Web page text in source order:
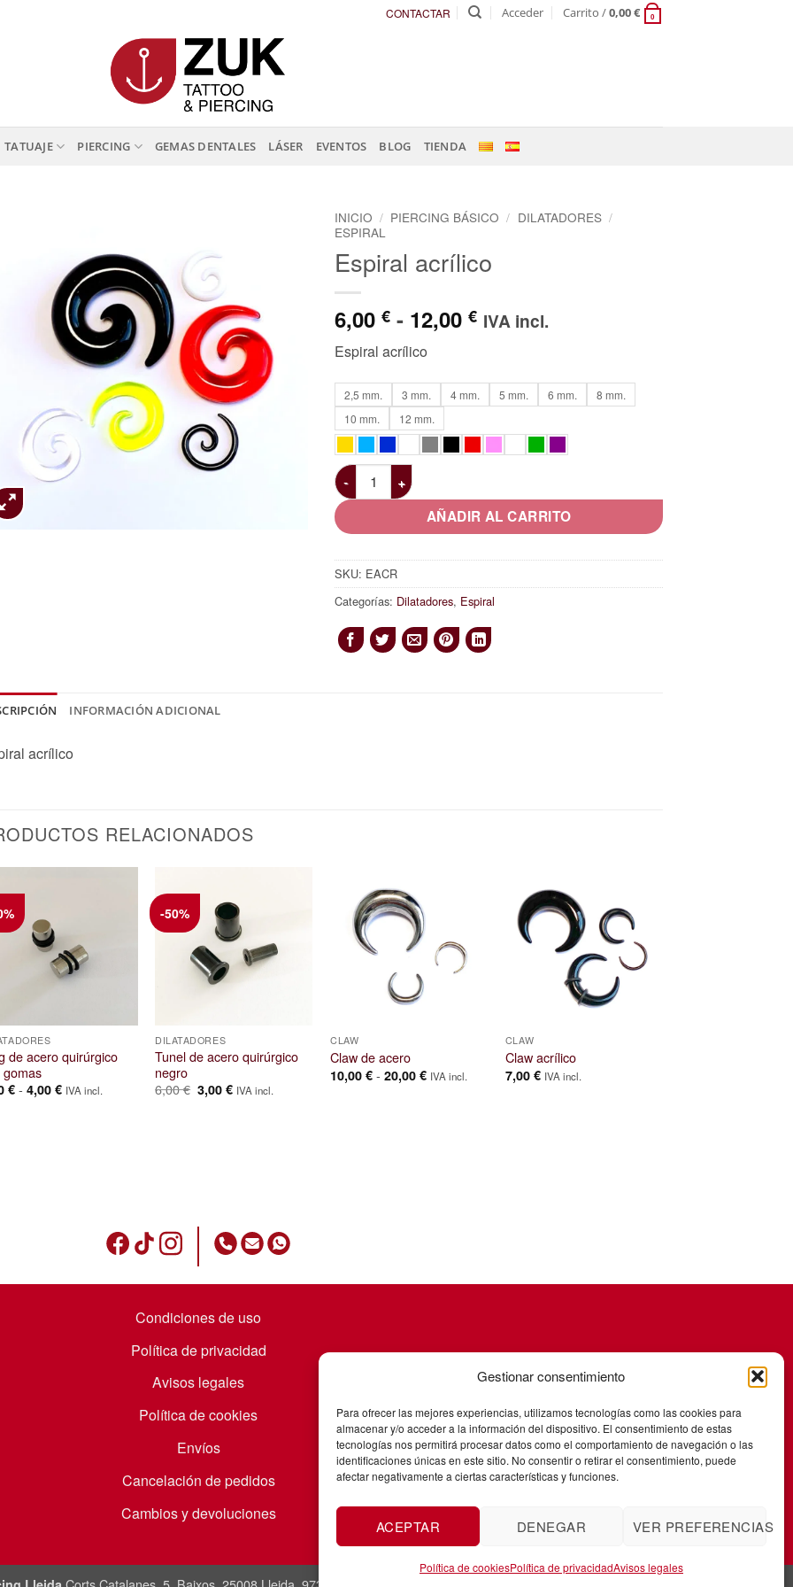
Gestionar consentimiento
Para ofrecer las mejores experiencias, utilizamos tecnologías como las cookies para
almacenar y/o acceder a la información del dispositivo. El consentimiento de estas
tecnologías nos permitirá procesar datos como el comportamiento de navegación o las
identificaciones únicas en este sitio. No consentir o retirar el consentimiento, puede
afectar negativamente a ciertas características y funciones.
ACEPTAR DENEGAR VER PREFERENCIAS
Política de cookiesPolítica de privacidadAvisos legales
CONTACTAR Acceder Carrito /0,00€ 0
TATUAJE PIERCING GEMAS DENTALES LÁSER EVENTOS BLOG TIENDA
INICIO / PIERCING BÁSICO / DILATADORES /
ESPIRAL
Espiral acrílico
6,00€ - 12,00€Rango
desde
6,00 €
12,00 €
IVA incl.
Espiral acrílico
2,5 mm. 3 mm. 4 mm. 5 mm. 6 mm.
8 mm.
10 mm.
12 mm.
Espiral acrílico cantidad
AÑADIR AL CARRITO
SKU: EACR
Categorías: Dilatadores, Espiral
INFORMACIÓN ADICIONAL
acrílico
RELACIONADOS
de acero quirúrgico
gomas
€ - 4,00€Rango
de
IVA incl.
-50%
DILATADORES
Tunel de acero quirúrgico
negro
6,00€ El
precio
3,00€El
precio
IVA incl.
CLAW
Claw de acero
10,00€ - 20,00€Rango
de
IVA incl.
CLAW
Claw acrílico
7,00 € IVA incl.
Condiciones de uso
Política de privacidad
Avisos legales
Política de cookies
Envíos
Cancelación de pedidos
Cambios y devoluciones